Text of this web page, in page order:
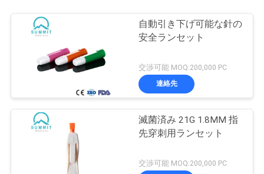
自動引き下げ可能な針の
安全ランセット
交渉可能 MOQ:200,000 PC
連絡先
滅菌済み 21G 1.8MM 指
先穿刺用ランセット
交渉可能 MOQ:200,000 PC